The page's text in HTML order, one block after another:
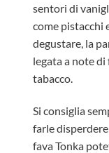
sentori di
come pistacchi
degustare, la
legata a note di
tabacco.
Si consiglia
farle
fava Tonka